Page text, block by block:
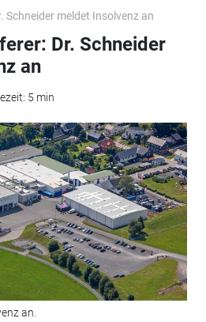
Schneider meldet Insolvenz an
Dr. Schneider
an
5 min
an.